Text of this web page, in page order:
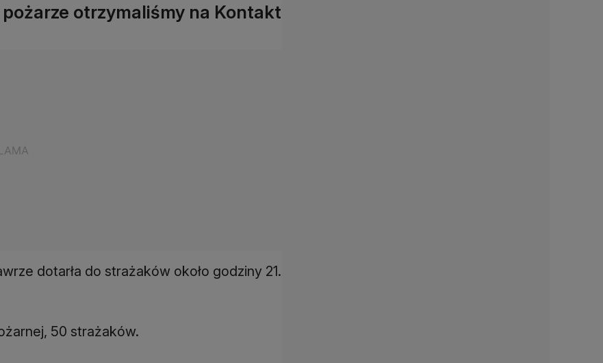
otrzymaliśmy na Kontakt
dotarła do strażaków około godziny 21.
50 strażaków.